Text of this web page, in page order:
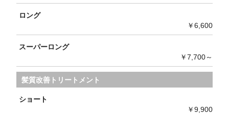
ロング
￥6,600
スーパーロング
￥7,700～
髪質改善トリートメント
ショート
￥9,900